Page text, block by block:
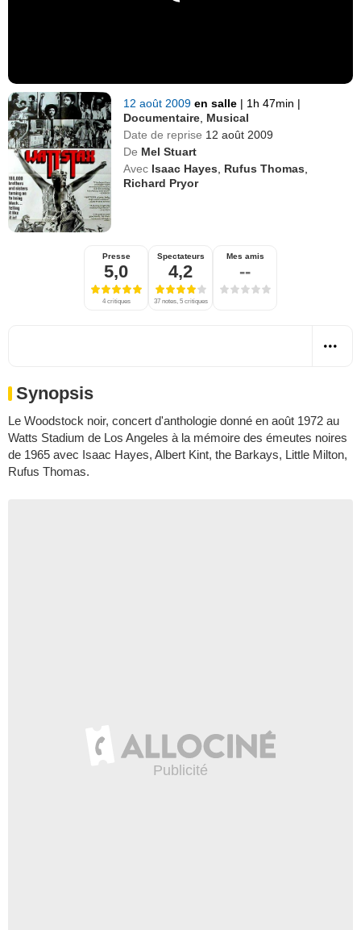
12 août 2009en salle | 1h 47min |
Documentaire Musical
Date de reprise 12 août 2009
De Mel Stuart
Avec Isaac Hayes Rufus Thomas
Richard Pryor
Presse
5,0
4 critiques
Spectateurs
4,2
37 notes, 5 critiques
Mes amis
--
Synopsis
Le Woodstock noir, concert d'anthologie donné en août 1972 au
Watts Stadium de Los Angeles à la mémoire des émeutes noires
de 1965 avec Isaac Hayes, Albert Kint, the Barkays, Little Milton,
Rufus Thomas.